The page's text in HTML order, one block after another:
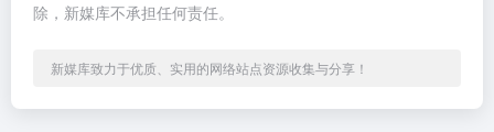
除，新媒库不承担任何责任。
新媒库致力于优质、实用的网络站点资源收集与分享！